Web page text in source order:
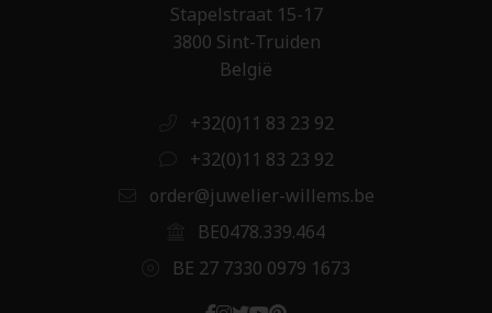
Stapelstraat 15-17
3800 Sint-Truiden
België
+32(0)11 83 23 92
+32(0)11 83 23 92
order@juwelier-willems.be
BE0478.339.464
BE 27 7330 0979 1673